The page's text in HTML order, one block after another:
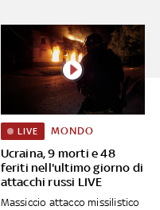
Ucraina, 9 morti e 48
feriti nell'ultimo giorno di
attacchi russi LIVE
LIVE MONDO
Massiccio attacco missilistico